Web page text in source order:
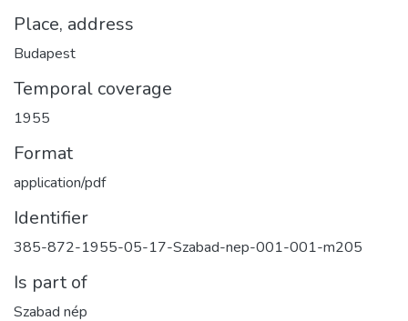
Place, address
Budapest
Temporal coverage
1955
Format
application/pdf
Identifier
385-872-1955-05-17-Szabad-nep-001-001-m205
Is part of
Szabad nép